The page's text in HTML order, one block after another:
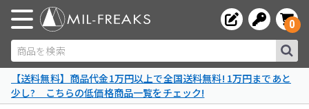
商品を検索
0
【送料無料】商品代金1万円以上で全国送料無料! 1万円まであと
少し? こちらの低価格商品一覧をチェック!